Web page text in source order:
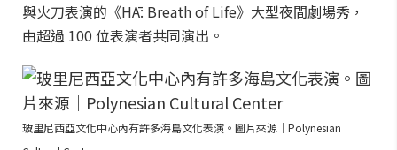
與火刀表演的《HĀ: Breath of Life》大型夜間劇場秀，
由超過 100 位表演者共同演出。
玻里尼西亞文化中心內有許多海島文化表演。圖片來源｜Polynesian